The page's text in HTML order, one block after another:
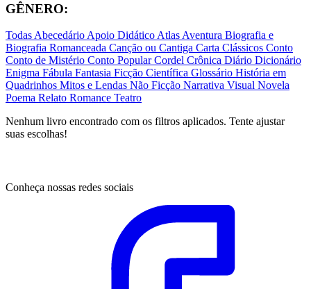
GÊNERO:
TodasAbecedárioApoio DidáticoAtlasAventura Biografia e
Biografia Romanceada Canção ou Cantiga Carta Clássicos Conto
Conto de Mistério Conto PopularCordel Crônica Diário Dicionário
Enigma Fábula Fantasia Ficção Científica Glossário História em
Quadrinhos Mitos e Lendas Não Ficção Narrativa Visual Novela
Poema Relato Romance Teatro
Nenhum livro encontrado com os filtros aplicados. Tente ajustar
suas escolhas!
Conheça nossas redes sociais